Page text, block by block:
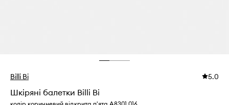
Billi Bi 5.0
Шкіряні балетки Billi Bi